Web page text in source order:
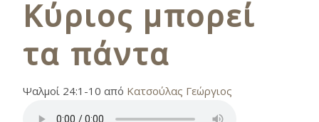
Κύριος μπορεί
τα πάντα
Ψαλμοί 24:1-10 από Κατσούλας Γεώργιος